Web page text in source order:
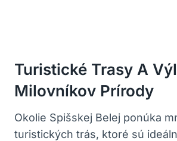
Turistické Trasy A
Milovníkov Prírody
Okolie Spišskej Belej ponúka
turistických trás, ktoré sú